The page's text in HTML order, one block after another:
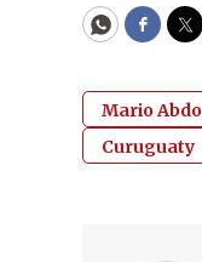
Mario
Curuguaty